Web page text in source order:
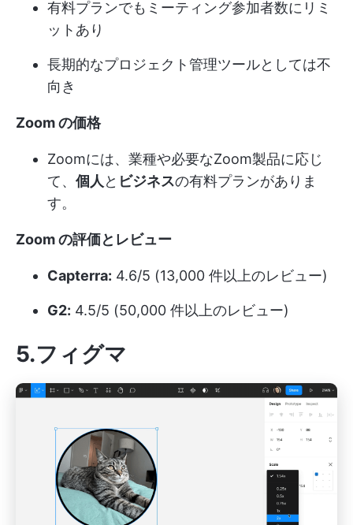
有料プランでもミーティング参加者数にリミ
ットあり
長期的なプロジェクト管理ツールとしては不
向き
Zoom の価格
Zoomには、業種や必要なZoom製品に応じ
て、 個人 と ビジネスの有料プランがありま
す。
Zoom の評価とレビュー
Capterra: 4.6/5 (13,000 件以上のレビュー)
G2: 4.5/5 (50,000 件以上のレビュー)
5.フィグマ